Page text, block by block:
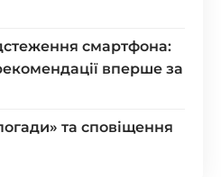
смартфона:
вперше за
та сповіщення